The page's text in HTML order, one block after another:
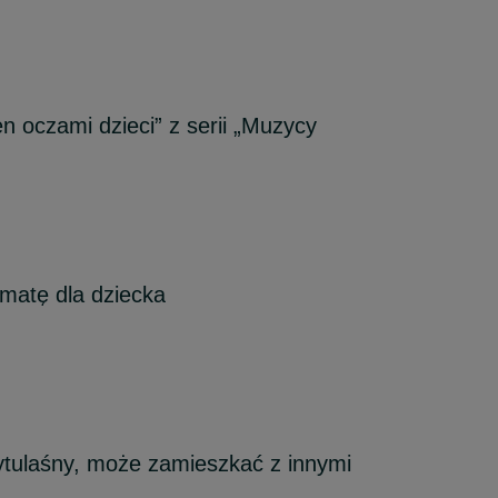
oczami dzieci” z serii „Muzycy
dla dziecka
może zamieszkać z innymi